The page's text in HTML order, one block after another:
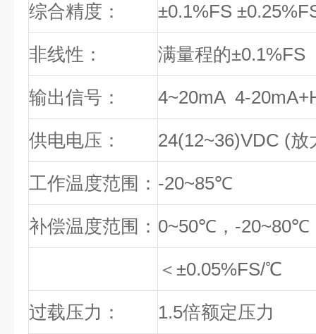
综合精度： ±0.1%FS ±
非线性： 满量程的±0.1%FS
输出信号： 4~20mA 4-
供电电压： 24(12~36)VDC (放
工作温度范围： -20~85℃
补偿温度范围： 0~50℃ ， -20~80℃
＜±0.05%FS/℃
过载压力： 1.5倍额定压力